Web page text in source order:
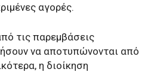
αγορές.
τις παρεμβάσεις
να αποτυπώνονται από
η διοίκηση